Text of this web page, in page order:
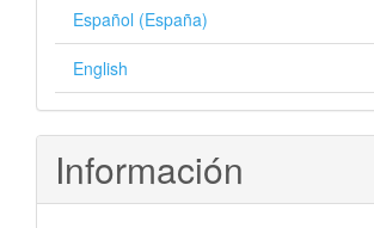
Español (España)
English
Información